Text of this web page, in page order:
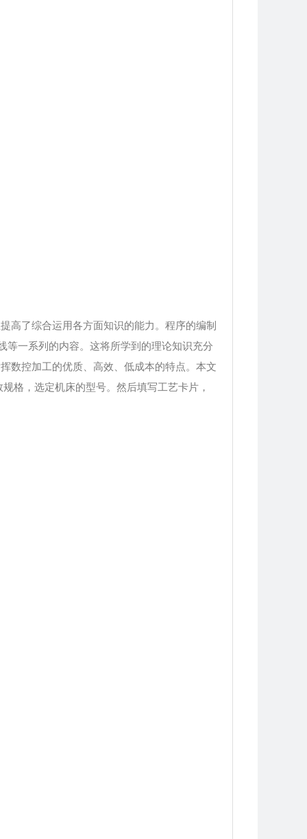
高了综合运用各方面知识的能力。程序的编制
等一系列的内容。这将所学到的理论知识充分
数控加工的优质、高效、低成本的特点。本文
格，选定机床的型号。然后填写工艺卡片，